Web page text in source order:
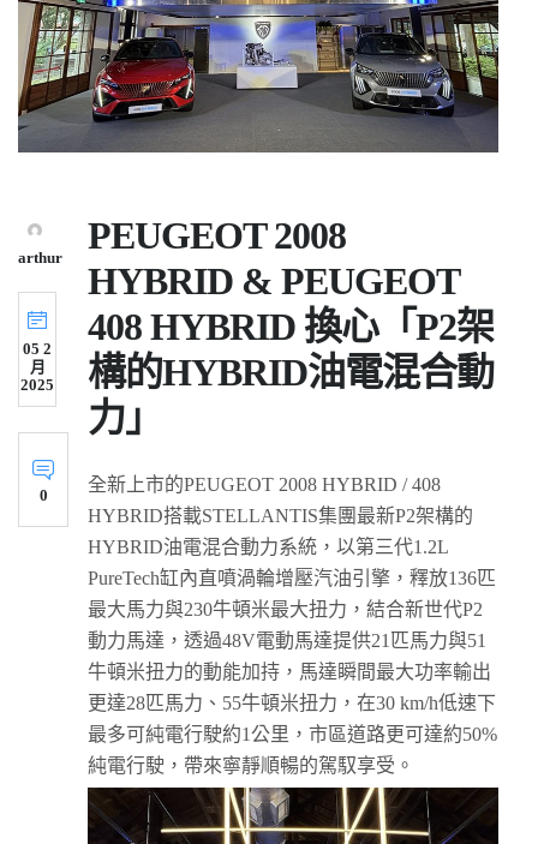
arthur
05 2
月
2025
0
PEUGEOT 2008
HYBRID & PEUGEOT
408 HYBRID 換心「P2架
構的HYBRID油電混合動
力」
全新上市的PEUGEOT 2008 HYBRID / 408
HYBRID搭載STELLANTIS集團最新P2架構的
HYBRID油電混合動力系統，以第三代1.2L
PureTech缸內直噴渦輪增壓汽油引擎，釋放136匹
最大馬力與230牛頓米最大扭力，結合新世代P2
動力馬達，透過48V電動馬達提供21匹馬力與51
牛頓米扭力的動能加持，馬達瞬間最大功率輸出
更達28匹馬力、55牛頓米扭力，在30 km/h低速下
最多可純電行駛約1公里，市區道路更可達約50%
純電行駛，帶來寧靜順暢的駕馭享受。